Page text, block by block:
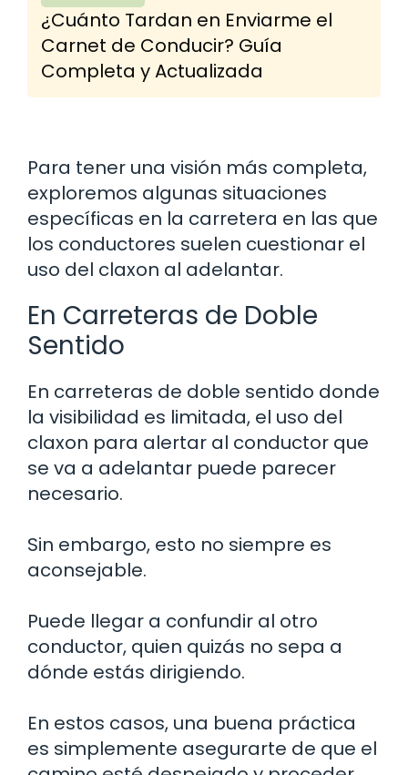
¿Cuánto Tardan en Enviarme el
Carnet de Conducir? Guía
Completa y Actualizada
Para tener una visión más completa,
exploremos algunas situaciones
específicas en la carretera en las que
los conductores suelen cuestionar el
uso del claxon al adelantar.
En Carreteras de Doble
Sentido
En carreteras de doble sentido donde
la visibilidad es limitada, el uso del
claxon para alertar al conductor que
se va a adelantar puede parecer
necesario.
Sin embargo, esto no siempre es
aconsejable.
Puede llegar a confundir al otro
conductor, quien quizás no sepa a
dónde estás dirigiendo.
En estos casos, una buena práctica
es simplemente asegurarte de que el